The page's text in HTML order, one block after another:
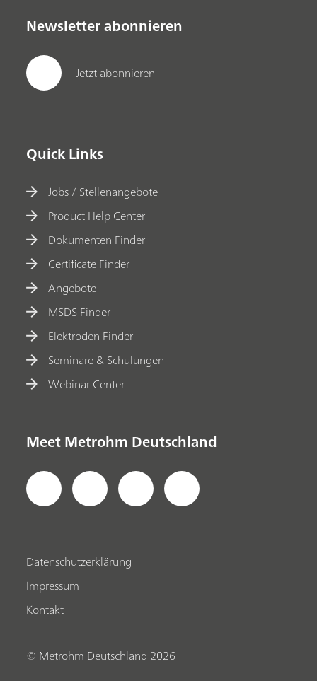
Newsletter abonnieren
Jetzt abonnieren
Quick Links
Jobs / Stellenangebote
Product Help Center
Dokumenten Finder
Certificate Finder
Angebote
MSDS Finder
Elektroden Finder
Seminare & Schulungen
Webinar Center
Meet Metrohm Deutschland
Datenschutzerklärung
Impressum
Kontakt
© Metrohm Deutschland 2026